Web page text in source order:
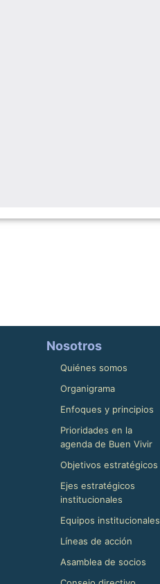
Nosotros
Quiénes somos
Organigrama
Enfoques y principios
Prioridades en la
agenda de Buen Vivir
Objetivos estratégicos
Ejes estratégicos
institucionales
Equipos institucionales
Líneas de acción
Asamblea de socios